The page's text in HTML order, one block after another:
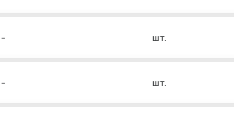
- шт.
- шт.